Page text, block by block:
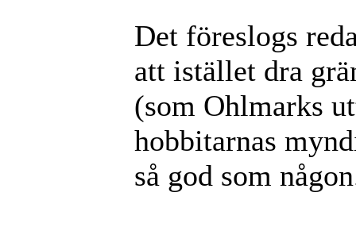
Det föreslogs
att istället dra
(som Ohlmarks
hobbitarnas
så god som